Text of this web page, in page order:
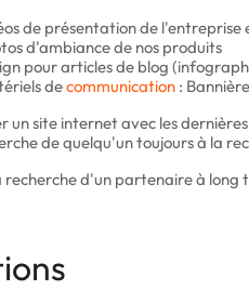
de présentation de
d'ambiance de nos produits
pour articles de blog
decommunication :
un site internet avec les
de quelqu'un toujours à la
recherche d'un partenaire à long